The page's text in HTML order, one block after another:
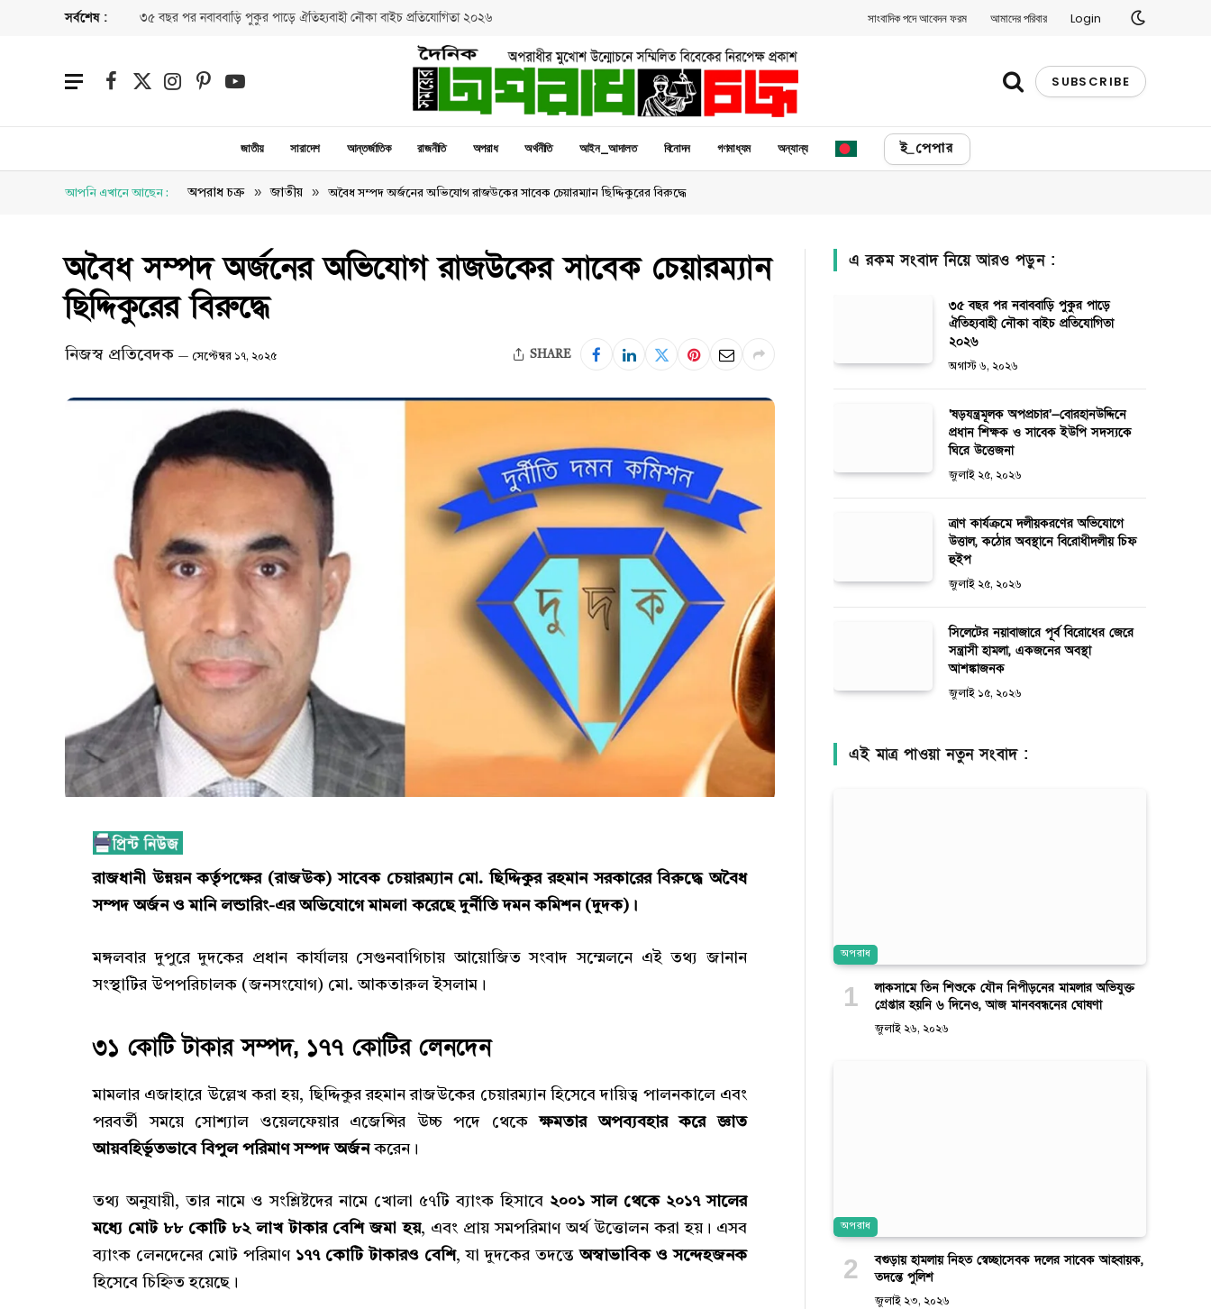
সর্বশেষ : ৩৫ বছর পর নবাববাড়ি পুকুর পাড়ে ঐতিহ্যবাহী নৌকা বাইচ প্রতিযোগিতা ২০২৬ সাংবাদিক পদে আবেদন ফরম আমাদের পরিবার Login
Facebook
X
Instagram
PinterestYouTube SUBSCRIBE
জাতীয় সারাদেশ আন্তর্জাতিক রাজনীতি অপরাধ অর্থনীতি আইন_আদালত বিনোদন গণমাধ্যম অন্যান্য ই_পেপার
আপনি এখানে আছেন : অপরাধ চক্র » জাতীয় » অবৈধ সম্পদ অর্জনের অভিযোগ রাজউকের সাবেক চেয়ারম্যান ছিদ্দিকুরের বিরুদ্ধে
অবৈধ সম্পদ অর্জনের অভিযোগ রাজউকের সাবেক চেয়ারম্যান
ছিদ্দিকুরের বিরুদ্ধে
নিজস্ব প্রতিবেদক সেপ্টেম্বর ১৭, ২০২৫ SHARE
রাজধানী উন্নয়ন কর্তৃপক্ষের (রাজউক) সাবেক চেয়ারম্যান মো. ছিদ্দিকুর রহমান সরকারের বিরুদ্ধে অবৈধ
সম্পদ অর্জন ও মানি লন্ডারিং-এর অভিযোগে মামলা করেছে দুর্নীতি দমন কমিশন (দুদক)।
মঙ্গলবার দুপুরে দুদকের প্রধান কার্যালয় সেগুনবাগিচায় আয়োজিত সংবাদ সম্মেলনে এই তথ্য জানান
সংস্থাটির উপপরিচালক (জনসংযোগ) মো. আকতারুল ইসলাম।
৩১ কোটি টাকার সম্পদ, ১৭৭ কোটির লেনদেন
মামলার এজাহারে উল্লেখ করা হয়, ছিদ্দিকুর রহমান রাজউকের চেয়ারম্যান হিসেবে দায়িত্ব পালনকালে এবং
পরবর্তী সময়ে সোশ্যাল ওয়েলফেয়ার এজেন্সির উচ্চ পদে থেকেক্ষমতার অপব্যবহার করে জ্ঞাত
আয়বহির্ভূতভাবে বিপুল পরিমাণ সম্পদ অর্জনকরেন।
তথ্য অনুযায়ী, তার নামে ও সংশ্লিষ্টদের নামে খোলা ৫৭টি ব্যাংক হিসাবে ২০০১ সাল থেকে ২০১৭ সালের
মধ্যে মোট ৮৮ কোটি ৮২ লাখ টাকার বেশি জমা হয়, এবং প্রায় সমপরিমাণ অর্থ উত্তোলন করা হয়। এসব
ব্যাংক লেনদেনের মোট পরিমাণ ১৭৭ কোটি টাকারও বেশি, যা দুদকের তদন্তেঅস্বাভাবিক ও সন্দেহজনক
হিসেবে চিহ্নিত হয়েছে।
এ রকম সংবাদ নিয়ে আরও পড়ুন :
৩৫ বছর পর নবাববাড়ি পুকুর পাড়ে
ঐতিহ্যবাহী নৌকা বাইচ প্রতিযোগিতা
২০২৬
অগাস্ট ৬, ২০২৬
‘ষড়যন্ত্রমূলক অপপ্রচার’—বোরহানউদ্দিনে
প্রধান শিক্ষক ও সাবেক ইউপি সদস্যকে
ঘিরে উত্তেজনা
জুলাই ২৫, ২০২৬
ত্রাণ কার্যক্রমে দলীয়করণের অভিযোগে
উত্তাল, কঠোর অবস্থানে বিরোধীদলীয় চিফ
হুইপ
জুলাই ২৫, ২০২৬
সিলেটের নয়াবাজারে পূর্ব বিরোধের জেরে
সন্ত্রাসী হামলা, একজনের অবস্থা
আশঙ্কাজনক
জুলাই ১৫, ২০২৬
এই মাত্র পাওয়া নতুন সংবাদ :
অপরাধ
লাকসামে তিন শিশুকে যৌন নিপীড়নের মামলার অভিযুক্ত
গ্রেপ্তার হয়নি ৬ দিনেও, আজ মানববন্ধনের ঘোষণা
জুলাই ২৬, ২০২৬
অপরাধ
বগুড়ায় হামলায় নিহত স্বেচ্ছাসেবক দলের সাবেক আহ্বায়ক,
তদন্তে পুলিশ
জুলাই ২৩, ২০২৬